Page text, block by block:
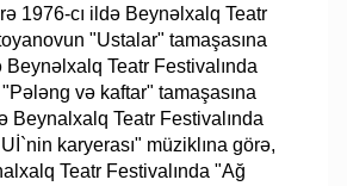
1976-cı ildə Beynəlxalq Teatr
"Ustalar" tamaşasına
Teatr Festivalında
və kaftar" tamaşasına
Beynalxalq Teatr Festivalında
karyerası" müziklına görə,
Teatr Festivalında "Ağ